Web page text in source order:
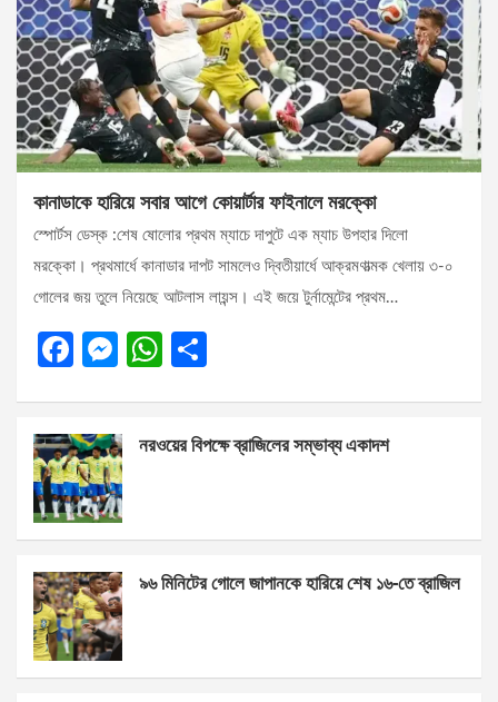
কানাডাকে হারিয়ে সবার আগে কোয়ার্টার ফাইনালে মরক্কো
স্পোর্টস ডেস্ক :শেষ ষোলোর প্রথম ম্যাচে দাপুটে এক ম্যাচ উপহার দিলো
মরক্কো। প্রথমার্ধে কানাডার দাপট সামলেও দ্বিতীয়ার্ধে আক্রমণাত্মক খেলায় ৩-০
গোলের জয় তুলে নিয়েছে আটলাস লায়ন্স। এই জয়ে টুর্নামেন্টের প্রথম…
F
b
o
o
k
M
n
g
er
W
s
p
e
নরওয়ের বিপক্ষে ব্রাজিলের সম্ভাব্য একাদশ
৯৬ মিনিটের গোলে জাপানকে হারিয়ে শেষ ১৬-তে ব্রাজিল